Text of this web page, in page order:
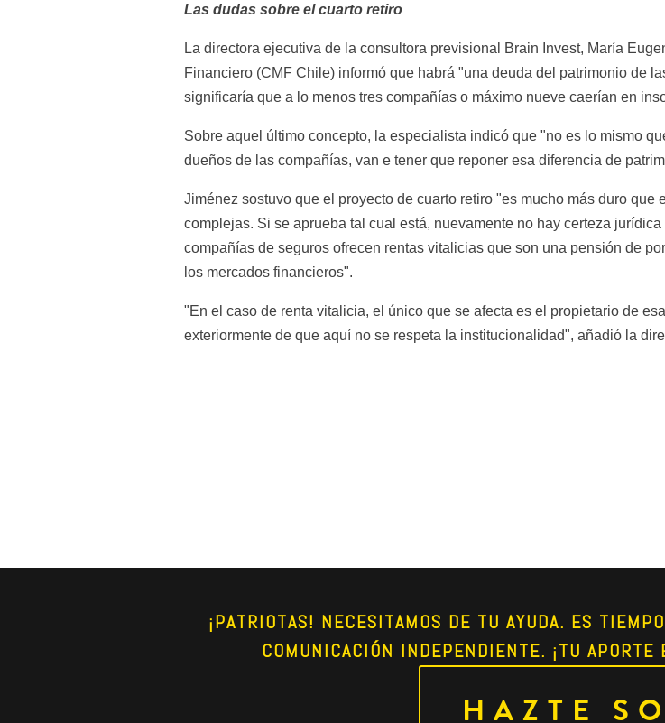
Las dudas sobre el cuarto retiro
La directora ejecutiva de la consultora previsional Brain Invest, María
Financiero (CMF Chile) informó que habrá "una deuda del patrimonio de
significaría que a lo menos tres compañías o máximo nueve caerían en
Sobre aquel último concepto, la especialista indicó que "no es lo mismo
dueños de las compañías, van e tener que reponer esa diferencia de
Jiménez sostuvo que el proyecto de cuarto retiro "es mucho más duro
complejas. Si se aprueba tal cual está, nuevamente no hay certeza
compañías de seguros ofrecen rentas vitalicias que son una pensión de
los mercados financieros".
"En el caso de renta vitalicia, el único que se afecta es el propietario de
exteriormente de que aquí no se respeta la institucionalidad", añadió la
¡PATRIOTAS! NECESITAMOS DE TU AYUDA. ES
COMUNICACIÓN INDEPENDIENTE. ¡TU APORTE
HAZTE